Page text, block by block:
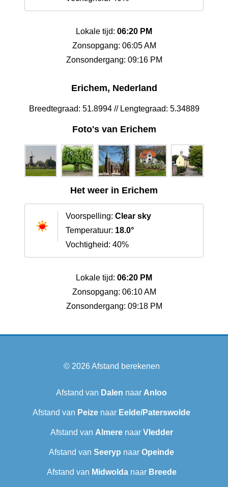
Lokale tijd: 06:20 PM
Zonsopgang: 06:05 AM
Zonsondergang: 09:16 PM
Erichem, Nederland
Breedtegraad: 51.8994 // Lengtegraad: 5.34889
Foto's van Erichem
Het weer in Erichem
Voorspelling: Clear sky
Temperatuur: 18.0°
Vochtigheid: 40%
Lokale tijd: 06:20 PM
Zonsopgang: 06:10 AM
Zonsondergang: 09:18 PM
© 2026Afstand berekenen
Afstand van Dalen naar Anloo
Afstand van Peize naar Eelde/Paterswolde
Afstand van Almerenaar Vledder
Afstand van Seeryp naar Opeinde
Afstand van Midwoldanaar Breede